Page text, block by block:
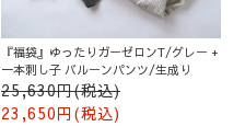
デ #アラフォー
ファッション #
ワンピースコー
デ #西尾の抹茶 #
西三河 #草木染
『福袋』ゆったりガーゼロンT/グレー +
一本刺し子 バルーンパンツ/生成り
25,630円(税込)
23,650円(税込)